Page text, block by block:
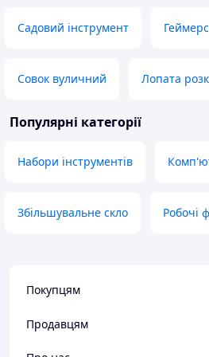
Садовий інструмент
Совок вуличний Лопата
Популярні категорії
Набори інструментів
Збільшувальне скло Робочі
Покупцям
Продавцям